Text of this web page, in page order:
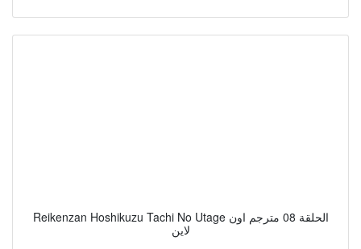
Reikenzan Hoshikuzu Tachi No Utage الحلقة 08 مترجم اون
لاين